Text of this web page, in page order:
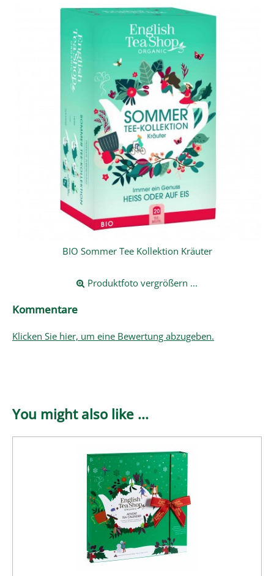
BIO Sommer Tee Kollektion Kräuter
Produktfoto vergrößern ...
Kommentare
Klicken Sie hier, um eine Bewertung abzugeben.
You might also like ...